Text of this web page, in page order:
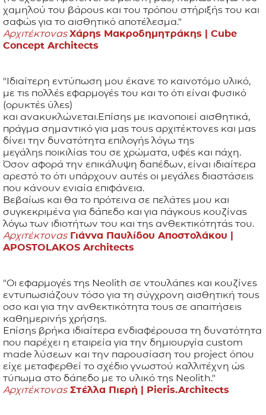
χαμηλού του βάρους και του τρόπου στήριξής του και
σαφώς για το αισθητικό αποτέλεσμα."
Αρχιτέκτονας Χάρης Μακροδημητράκης | Cube
Concept Architects
"Ιδιαίτερη εντύπωση μου έκανε το καινοτόμο υλικό,
με τις πολλές εφαρμογές του και το ότι είναι φυσικό
(ορυκτές ύλες)
και ανακυκλώνεται.Επίσης με ικανοποιεί αισθητικά,
πράγμα σημαντικό για μας τους αρχιτέκτονες και μας
δίνει την δυνατότητα επιλογής λόγω της
μεγάλης ποικιλίας του σε χρώματα, υφές και πάχη.
Όσον αφορά την επικάλυψη δαπέδων, είναι ιδιαίτερα
αρεστό το ότι υπάρχουν αυτές οι μεγάλες διαστάσεις
που κάνουν ενιαία επιφάνεια.
Βεβαίως και θα το πρότεινα σε πελάτες μου και
συγκεκριμένα για δάπεδο και για πάγκους κουζίνας
λόγω των ιδιοτήτων του και της ανθεκτικότητάς του.
ΑρχιτέκτοναςΓιάννα Παυλίδου Αποστολάκου |
APOSTOLAKOS Architects
"Οι εφαρμογές της Neolith σε ντουλάπες και κουζίνες
εντυπωσιάζουν τόσο για τη σύγχρονη αισθητική τους
οσο και για την ανθεκτικότητα τους σε απαιτήσεις
καθημερινής χρήσης.
Επίσης βρήκα ιδιαίτερα ενδιαφέρουσα τη δυνατότητα
που παρέχει η εταιρεία για την δημιουργία custom
made λύσεων και την παρουσίαση του project όπου
είχε μεταφερθεί το σχέδιο γνωστού καλλιτέχνη ώς
τύπωμα στο δάπεδο με το υλικό της Neolith."
ΑρχιτέκτοναςΣτέλλα Πιερή | Pieris.Architects